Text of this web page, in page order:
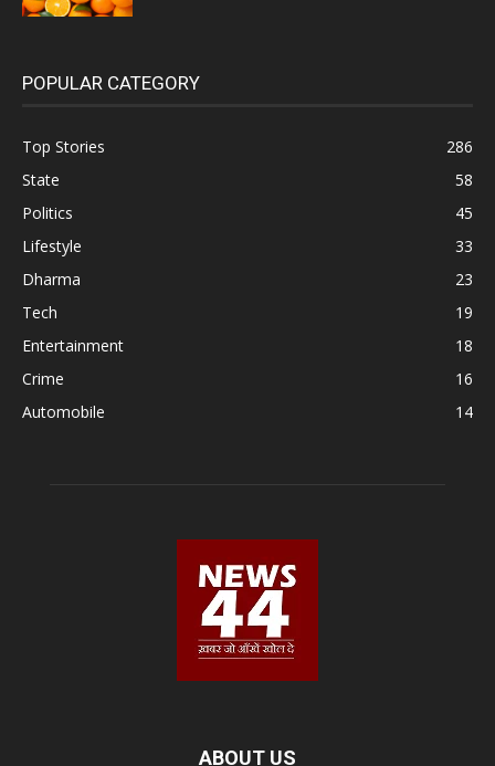
POPULAR CATEGORY
Top Stories
286
State
58
Politics
45
Lifestyle
33
Dharma
23
Tech
19
Entertainment
18
Crime
16
Automobile
14
ABOUT US